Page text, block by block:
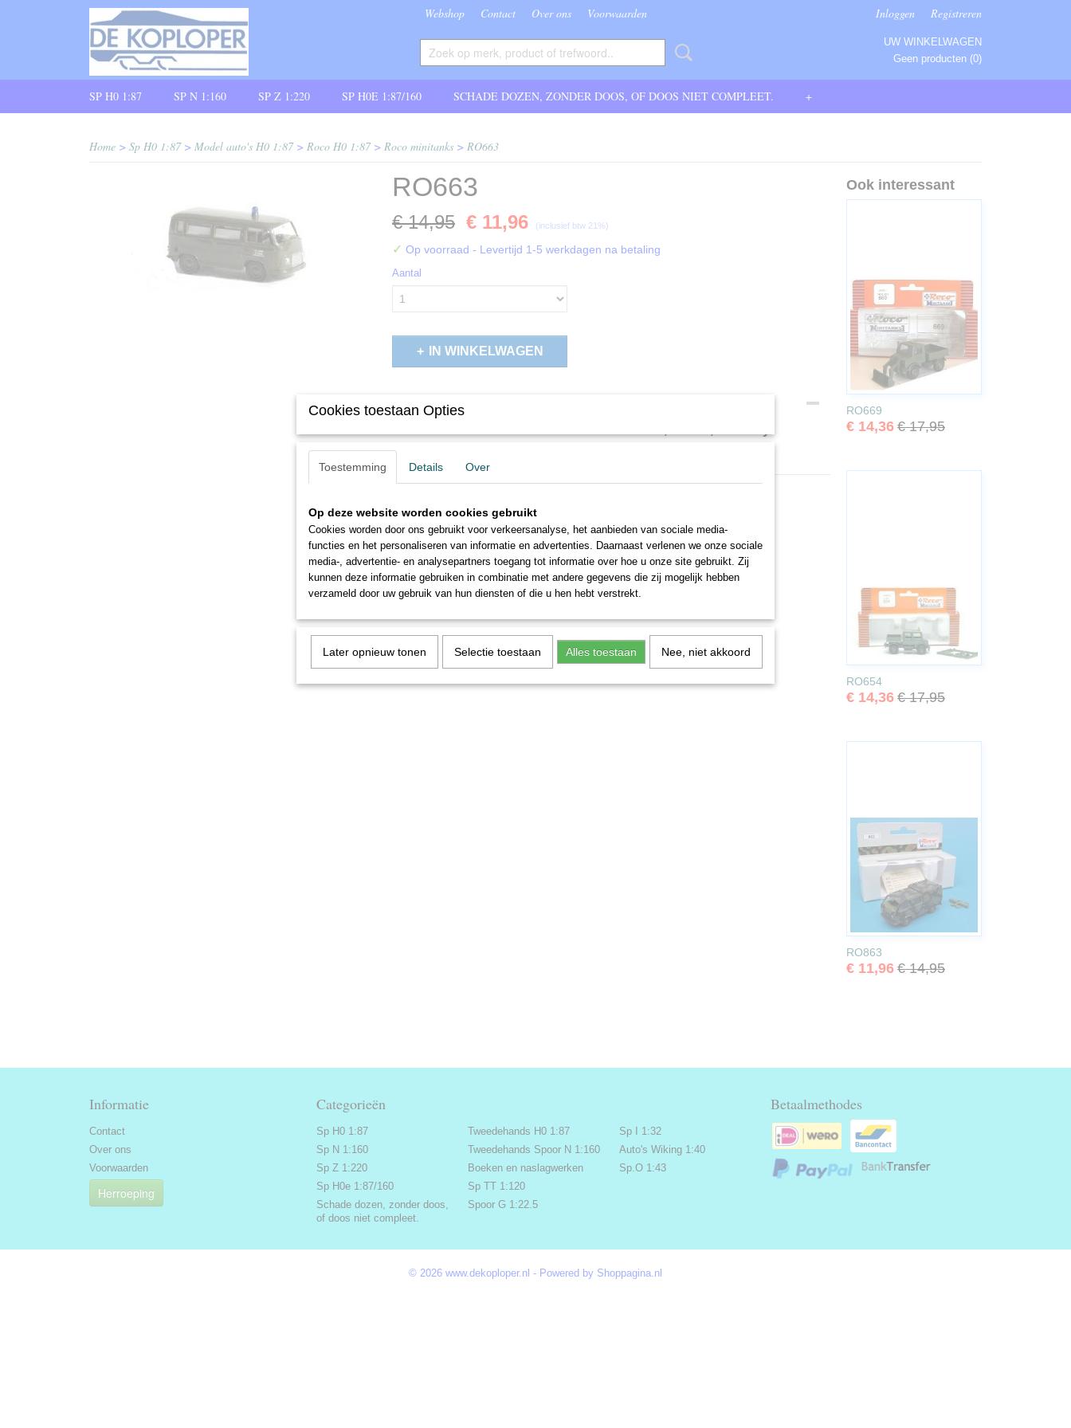
Webshop Contact Over ons Voorwaarden Inloggen Registreren
UW WINKELWAGEN
Geen producten (0)
SP H0 1:87 SP N 1:160 SP Z 1:220 SP H0E 1:87/160 SCHADE DOZEN, ZONDER DOOS, OF DOOS NIET COMPLEET. +
Home > Sp H0 1:87> Model auto's H0 1:87> Roco H0 1:87> Roco minitanks > RO663
RO663
€ 14,95 € 11,96 (inclusief btw 21%)
✓ Op voorraad - Levertijd 1-5 werkdagen na betaling
Aantal
IN WINKELWAGEN
Omschrijving
Ook interessant
RO669
€ 14,36 € 17,95
RO654
€ 14,36 € 17,95
RO863
€ 11,96 € 14,95
Informatie
Contact
Over ons
Voorwaarden
Herroeping
Categorieën
Sp H0 1:87
Sp N 1:160
Sp Z 1:220
Sp H0e 1:87/160
Schade dozen, zonder doos,
of doos niet compleet.
Tweedehands H0 1:87
Tweedehands Spoor N 1:160
Boeken en naslagwerken
Sp TT 1:120
Spoor G 1:22.5
Sp I 1:32
Auto's Wiking 1:40
Sp.O 1:43
Betaalmethodes
© 2026 www.dekoploper.nl - Powered by Shoppagina.nl
Cookies toestaan Opties
Toestemming Details Over
Op deze website worden cookies gebruikt
Cookies worden door ons gebruikt voor verkeersanalyse, het aanbieden van sociale media-
functies en het personaliseren van informatie en advertenties. Daarnaast verlenen we onze sociale
media-, advertentie- en analysepartners toegang tot informatie over hoe u onze site gebruikt. Zij
kunnen deze informatie gebruiken in combinatie met andere gegevens die zij mogelijk hebben
verzameld door uw gebruik van hun diensten of die u hen hebt verstrekt.
Later opnieuw tonen Selectie toestaan Alles toestaan Nee, niet akkoord